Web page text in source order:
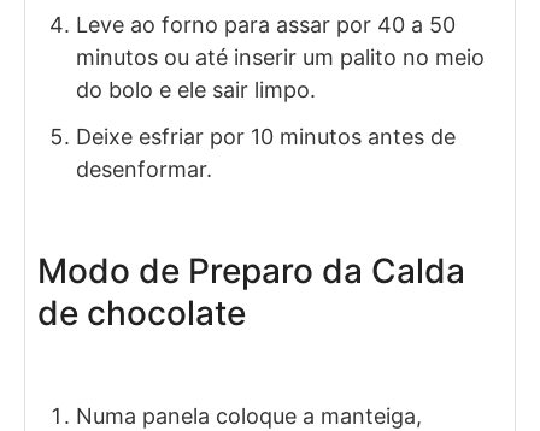
Leve ao forno para assar por 40 a 50
minutos ou até inserir um palito no meio
do bolo e ele sair limpo.
Deixe esfriar por 10 minutos antes de
desenformar.
Modo de Preparo da Calda
de chocolate
Numa panela coloque a manteiga,